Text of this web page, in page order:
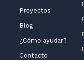
Proyectos
Blog
¿Cómo ayudar?
Contacto